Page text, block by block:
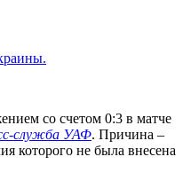
со счетом 0:3 в матче
служба УАФ. Причина –
которого не была внесена